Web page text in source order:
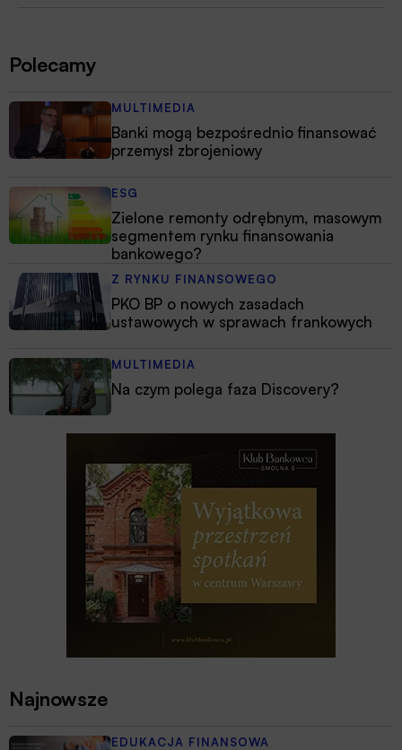
Polecamy
MULTIMEDIA
Banki mogą bezpośrednio finansować
przemysł zbrojeniowy
ESG
Zielone remonty odrębnym, masowym
segmentem rynku finansowania
bankowego?
Z RYNKU FINANSOWEGO
PKO BP o nowych zasadach
ustawowych w sprawach frankowych
MULTIMEDIA
Na czym polega faza Discovery?
Najnowsze
EDUKACJA FINANSOWA